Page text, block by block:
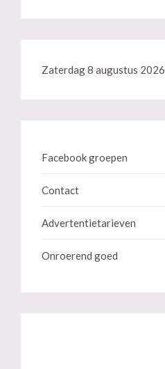
Zaterdag 8 augustus 2026
Facebook groepen
Contact
Advertentietarieven
Onroerend goed